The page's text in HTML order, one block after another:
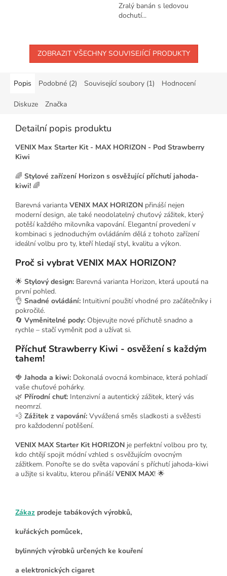
Zralý banán s ledovou
dochutí...
ZOBRAZIT VŠECHNY SOUVISEJÍCÍ PRODUKTY
Popis Podobné (2) Související soubory (1) Hodnocení
Diskuze Značka
Detailní popis produktu
VENIX Max Starter Kit - MAX HORIZON - Pod Strawberry
Kiwi
🌈 Stylové zařízení Horizon s osvěžující příchutí jahoda-
kiwi! 🌈
Barevná varianta VENIX MAX HORIZON přináší nejen
moderní design, ale také neodolatelný chuťový zážitek, který
potěší každého milovníka vapování. Elegantní provedení v
kombinaci s jednoduchým ovládáním dělá z tohoto zařízení
ideální volbu pro ty, kteří hledají styl, kvalitu a výkon.
Proč si vybrat VENIX MAX HORIZON?
🌟 Stylový design: Barevná varianta Horizon, která upoutá na
první pohled.
👌 Snadné ovládání: Intuitivní použití vhodné pro začátečníky i
pokročilé.
🔄 Vyměnitelné pody: Objevujte nové příchutě snadno a
rychle – stačí vyměnit pod a užívat si.
Příchuť Strawberry Kiwi - osvěžení s každým
tahem!
🍓 Jahoda a kiwi: Dokonalá ovocná kombinace, která pohladí
vaše chuťové pohárky.
🌿 Přírodní chuť: Intenzivní a autentický zážitek, který vás
neomrzí.
💨 Zážitek z vapování: Vyvážená směs sladkosti a svěžesti
pro každodenní potěšení.
VENIX MAX Starter Kit HORIZON je perfektní volbou pro ty,
kdo chtějí spojit módní vzhled s osvěžujícím ovocným
zážitkem. Ponořte se do světa vapování s příchutí jahoda-kiwi
a užijte si kvalitu, kterou přinášíVENIX MAX! 🌟
Zákaz prodeje tabákových výrobků,
kuřáckých pomůcek,
bylinných výrobků určených ke kouření
a elektronických cigaret